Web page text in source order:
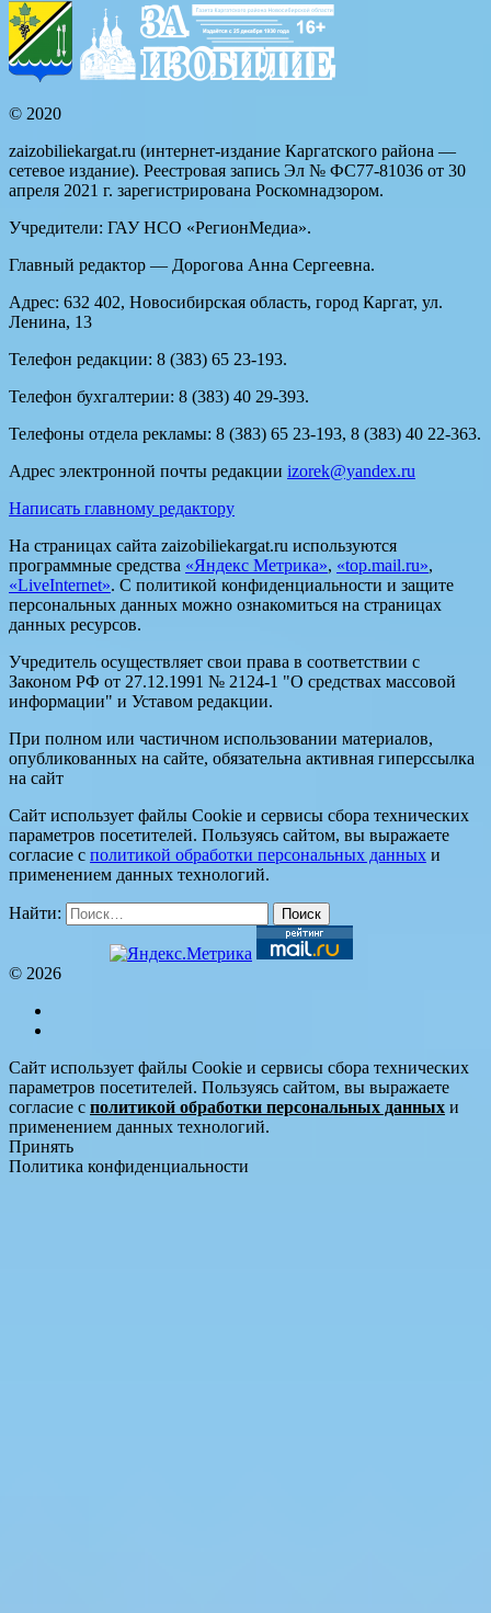
© 2020
zaizobiliekargat.ru (интернет-издание Каргатского района —
сетевое издание). Реестровая запись Эл № ФС77-81036 от 30
апреля 2021 г. зарегистрирована Роскомнадзором.
Учредители: ГАУ НСО «РегионМедиа».
Главный редактор — Дорогова Анна Сергеевна.
Адрес: 632 402, Новосибирская область, город Каргат, ул.
Ленина, 13
Телефон редакции: 8 (383) 65 23-193.
Телефон бухгалтерии: 8 (383) 40 29-393.
Телефоны отдела рекламы: 8 (383) 65 23-193, 8 (383) 40 22-363.
Адрес электронной почты редакции izorek@yandex.ru
Написать главному редактору
На страницах сайта zaizobiliekargat.ru используются
программные средства «Яндекс Метрика», «top.mail.ru»,
«LiveInternet». С политикой конфиденциальности и защите
персональных данных можно ознакомиться на страницах
данных ресурсов.
Учредитель осуществляет свои права в соответствии с
Законом РФ от 27.12.1991 № 2124-1 "О средствах массовой
информации" и Уставом редакции.
При полном или частичном использовании материалов,
опубликованных на сайте, обязательна активная гиперссылка
на сайт
Сайт использует файлы Cookie и сервисы сбора технических
параметров посетителей. Пользуясь сайтом, вы выражаете
согласие с политикой обработки персональных данных и
применением данных технологий.
Найти:
© 2026
Сайт использует файлы Cookie и сервисы сбора технических
параметров посетителей. Пользуясь сайтом, вы выражаете
согласие с политикой обработки персональных данных и
применением данных технологий.
Принять
Политика конфиденциальности